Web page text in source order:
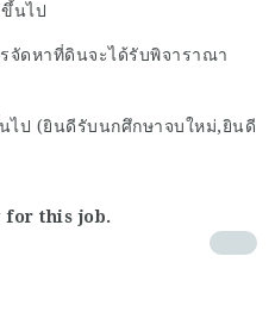
ไป
จัดหาที่ดินจะได้รับพิจาราณา
ไป (ยินดีรับนกศึกษาจบใหม่,ยินดี
for this job.